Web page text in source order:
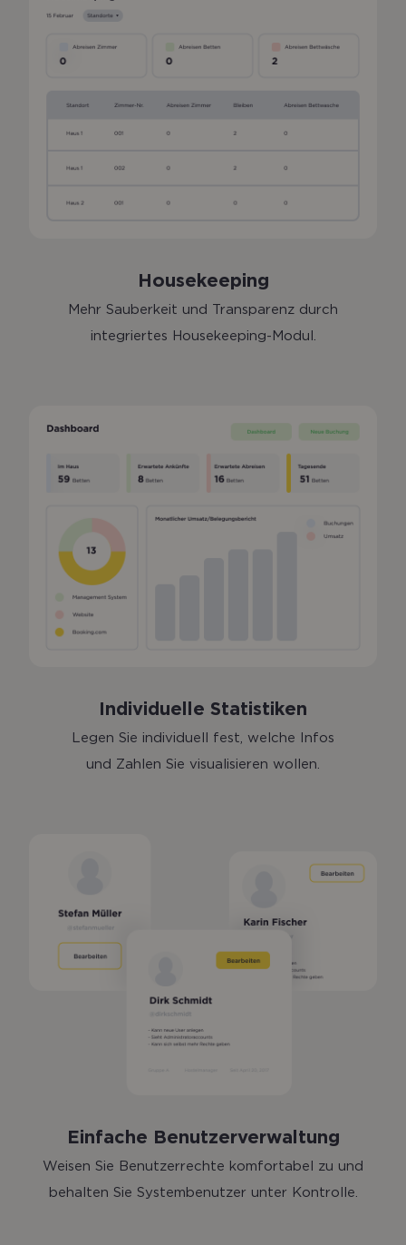
Housekeeping
Mehr Sauberkeit und Transparenz durch
integriertes Housekeeping-Modul.
Individuelle Statistiken
Legen Sie individuell fest, welche Infos
und Zahlen Sie visualisieren wollen.
Einfache Benutzerverwaltung
Weisen Sie Benutzerrechte komfortabel zu und
behalten Sie Systembenutzer unter Kontrolle.